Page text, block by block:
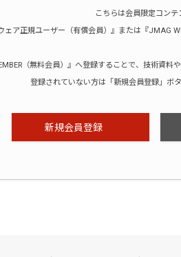
こちらは会員限定コンテ
ェア正規ユーザー（有償会員）』または『JMAG
（無料会員）』へ登録することで、技術資料
登録されていない方は「新規会員登録」ボ
新規会員登録